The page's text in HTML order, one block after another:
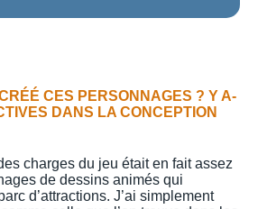
CES PERSONNAGES ? Y A-
DANS LA CONCEPTION
charges du jeu était en fait assez
de dessins animés qui
d’attractions. J’ai simplement